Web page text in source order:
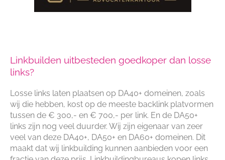
Linkbuilden uitbesteden goedkoper dan losse
links?
Losse links laten plaatsen op DA40+ domeinen, zoals
wij die hebben, kost op de meeste backlink platvormen
tussen de € 300,- en € 700,- per link. En de DA50+
links zijn nog veel duurder. Wij zijn eigenaar van zeer
veel van deze DA40+, DA50+ en DA60+ domeinen. Dit
maakt dat wij linkbuilding kunnen aanbieden voor een